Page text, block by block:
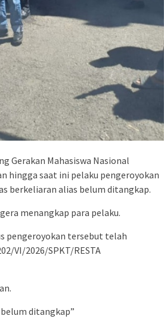
Gerakan Mahasiswa Nasional
hingga saat ini pelaku pengeroyokan
berkeliaran alias belum ditangkap.
menangkap para pelaku.
pengeroyokan tersebut telah
VI/2026/SPKT/RESTA
ditangkap”